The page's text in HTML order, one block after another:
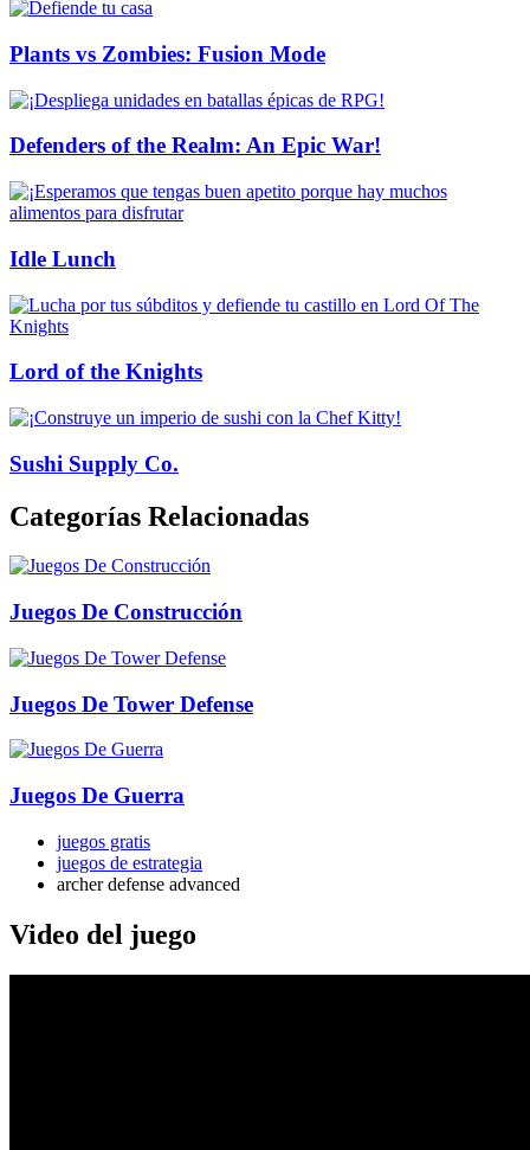
Plants vs Zombies: Fusion Mode
Defenders of the Realm: An Epic War!
Idle Lunch
Lord of the Knights
Sushi Supply Co.
Categorías Relacionadas
Juegos De Construcción
Juegos De Tower Defense
Juegos De Guerra
juegos gratis
juegos de estrategia
archer defense advanced
Video del juego